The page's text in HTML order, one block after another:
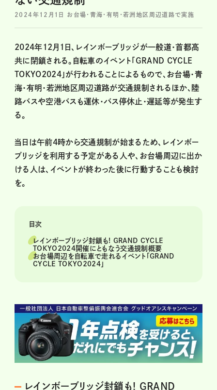
2024年12月1日 お台場・青海・有明・若洲地区周辺道路で実施
2024年12月1日、レインボーブリッジが一般道・首都高
共に閉鎖される。自転車のイベント「GRAND CYCLE
TOKYO2024」が行われることによるもので、お台場・青
海・有明・若洲地区周辺道路が交通規制されるほか、陸
路バスや空港バスも運休・バス停休止・遅延等が発生す
る。
当日は午前4時から交通規制が始まるため、レインボー
ブリッジを利用する予定がある人や、お台場周辺に出か
ける人は、イベントが終わった後に行動することも検討
を。
目次
レインボーブリッジ封鎖も! GRAND CYCLE
TOKYO2024開催にともなう交通規制概要
お台場周辺を自転車で走れるイベント「GRAND
CYCLE TOKYO2024」
レインボーブリッジ封鎖も! GRAND